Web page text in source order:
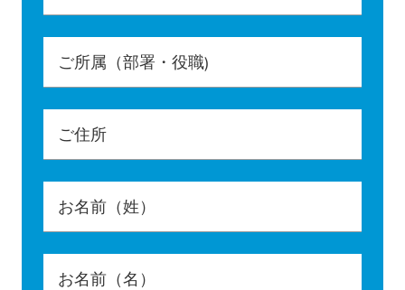
ご所属（部署・役職)
ご住所
お名前（姓）
お名前（名）